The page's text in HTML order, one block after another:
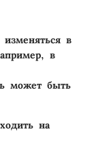
в
в
может быть
на